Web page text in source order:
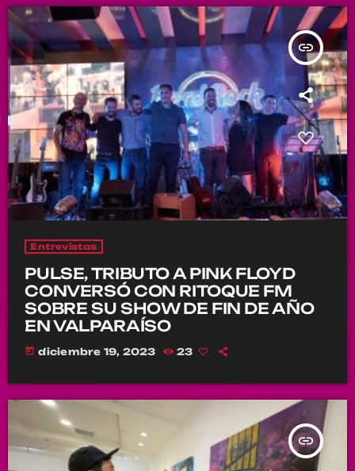
insert_link
Entrevistas
PULSE, TRIBUTO A PINK FLOYD
CONVERSÓ CON RITOQUE FM
SOBRE SU SHOW DE FIN DE AÑO
EN VALPARAÍSO
today diciembre 19, 2023 23
insert_link